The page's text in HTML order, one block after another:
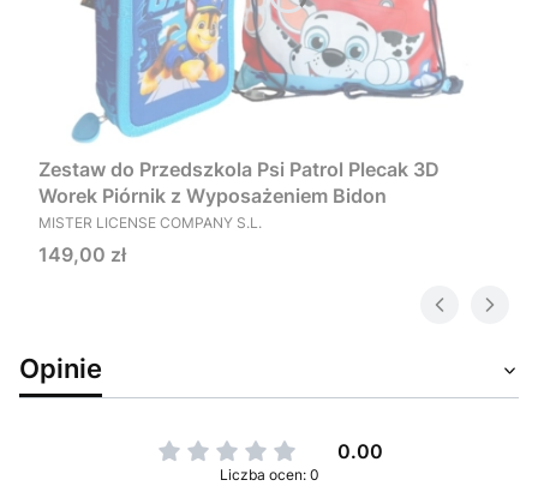
Zestaw do Przedszkola Psi Patrol Plecak 3D
Worek Piórnik z Wyposażeniem Bidon
PRODUCENT
MISTER LICENSE COMPANY S.L.
Cena
149,00 zł
Opinie
0.00
Liczba ocen: 0